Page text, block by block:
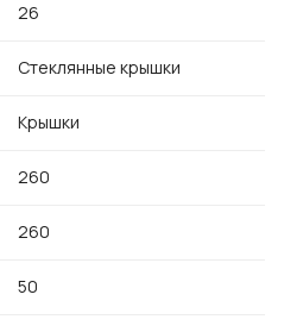
26
Стеклянные крышки
Крышки
260
260
50